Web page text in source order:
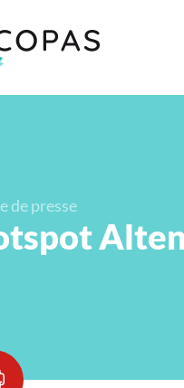
de presse